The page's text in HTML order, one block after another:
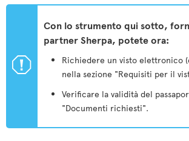
ü
Con lo strumento qui sotto,
partner Sherpa, potete ora:
Richiedere un visto elettronico
nella sezione "Requisiti per il
Verificare la validità del
"Documenti richiesti".